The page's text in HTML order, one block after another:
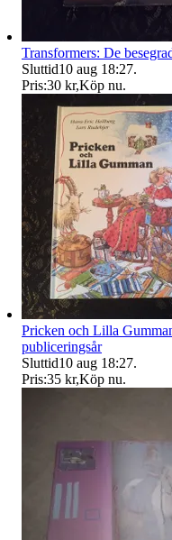
Transformers: De
Sluttid10 aug 18:27.
Pris:30 kr,Köp nu.
Pricken och Lilla
publiceringsår
Sluttid10 aug 18:27.
Pris:35 kr,Köp nu.